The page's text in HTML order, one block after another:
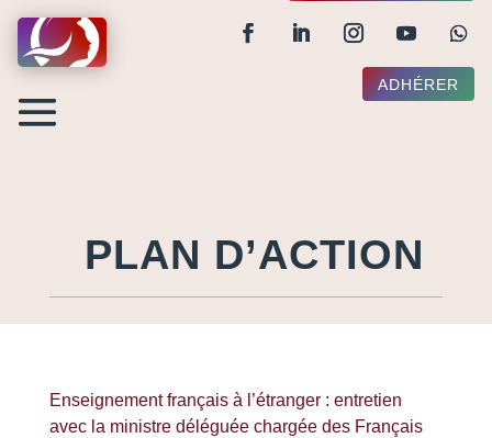
ADHÉRER
PLAN D’ACTION
Enseignement français à l’étranger : entretien
avec la ministre déléguée chargée des Français